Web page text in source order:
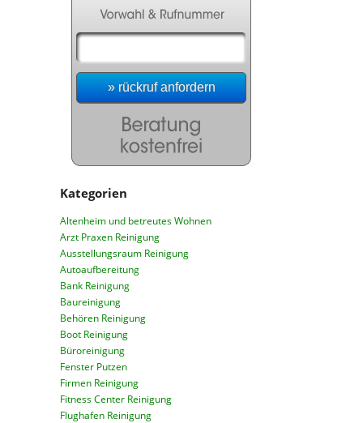
Kategorien
Altenheim und betreutes Wohnen
Arzt Praxen Reinigung
Ausstellungsraum Reinigung
Autoaufbereitung
Bank Reinigung
Baureinigung
Behören Reinigung
Boot Reinigung
Büroreinigung
Fenster Putzen
Firmen Reinigung
Fitness Center Reinigung
Flughafen Reinigung